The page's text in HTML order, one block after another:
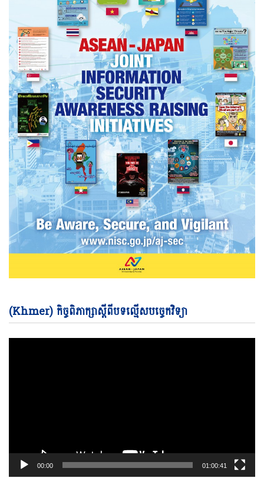
(Khmer) កិច្ចពិភាក្សាស្តីពីបទល្មើសបច្ចេកវិទ្យា
00:00 01:00:41